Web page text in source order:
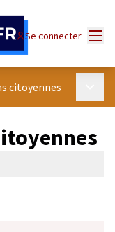
Se connecter
citoyennes